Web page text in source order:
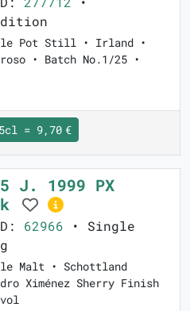
Pot Still • Irland •
• Batch No.1/25 •
5cl = 9,70 €
J. 1999 PX
62966 • Single
Malt • Schottland
Ximénez Sherry Finish